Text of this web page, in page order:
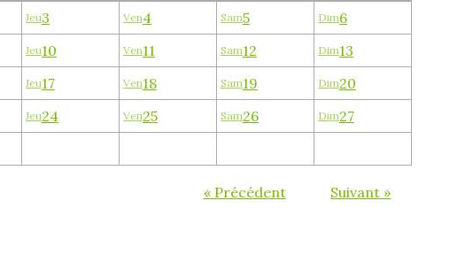
Jeu3 Ven4 Sam5 Dim6
Jeu10 Ven11 Sam12 Dim13
Jeu17 Ven18 Sam19 Dim20
Jeu24 Ven25 Sam26 Dim27
« Précédent Suivant »